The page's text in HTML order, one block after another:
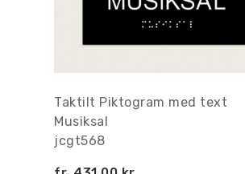
Taktilt Piktogram med text
Musiksal
jcgt568